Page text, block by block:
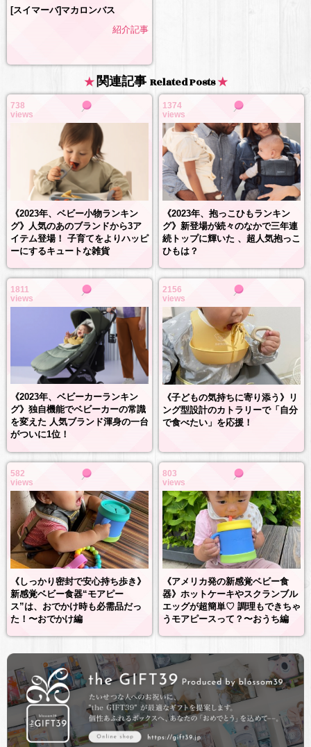
[スイマーバ]マカロンバス
紹介記事
関連記事 Related Posts
738
views
《2023年、ベビー小物ランキン
グ》人気のあのブランドから3ア
イテム登場！ 子育てをよりハッピ
ーにするキュートな雑貨
1374
views
《2023年、抱っこひもランキン
グ》新登場が続々のなかで三年連
続トップに輝いた 、超人気抱っこ
ひもは？
1811
views
《2023年、ベビーカーランキン
グ》独自機能でベビーカーの常識
を変えた 人気ブランド渾身の一台
がついに1位！
2156
views
《子どもの気持ちに寄り添う》リ
ング型設計のカトラリーで「自分
で食べたい」を応援！
582
views
《しっかり密封で安心持ち歩き》
新感覚ベビー食器“モアピー
ス”は、おでかけ時も必需品だっ
た！〜おでかけ編
803
views
《アメリカ発の新感覚ベビー食
器》ホットケーキやスクランブル
エッグが超簡単♡ 調理もできちゃ
うモアピースって？〜おうち編